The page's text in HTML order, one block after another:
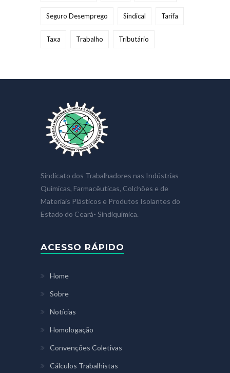
Seguro Desemprego Sindical Tarifa
Taxa Trabalho Tributário
Sindicato dos Trabalhadores nas Indústrias
Quimicas, Farmacêuticas, Colchões e de
Materiais Plásticos e Produtos Isolantes do
Estado do Ceará- Sindiquímica.
ACESSO RÁPIDO
Home
Sobre
Notícias
Homologação
Convenções Coletivas
Cálculos Trabalhistas